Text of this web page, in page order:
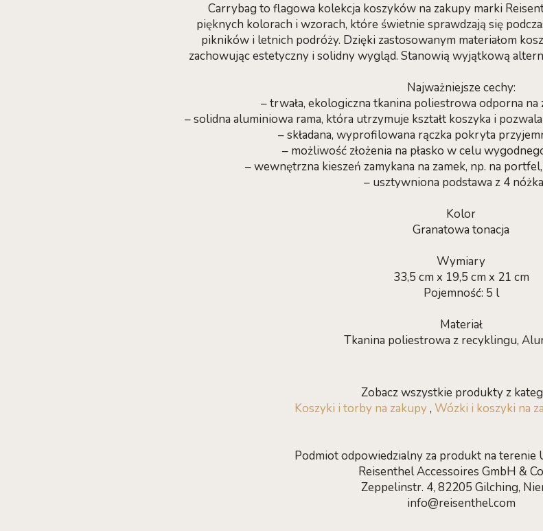
Carrybag to flagowa kolekcja koszyków na zakupy marki
pięknych kolorach i wzorach, które świetnie sprawdzają się
pikników i letnich podróży. Dzięki zastosowanym materiałom
zachowując estetyczny i solidny wygląd. Stanowią wyjątkową
Najważniejsze cechy:
– trwała, ekologiczna tkanina poliestrowa odporna na
– solidna aluminiowa rama, która utrzymuje kształt koszyka i
– składana, wyprofilowana rączka pokryta
– możliwość złożenia na płasko w celu
– wewnętrzna kieszeń zamykana na zamek, np. na
– usztywniona podstawa z 4
Kolor
Granatowa tonacja
Wymiary
33,5 cm x 19,5 cm x 21 cm
Pojemność: 5 l
Materiał
Tkanina poliestrowa z recyklingu,
Zobacz wszystkie produkty z
Koszyki i torby na zakupy, Wózki i koszyki na
Podmiot odpowiedzialny za produkt na terenie
Reisenthel Accessoires GmbH &
Zeppelinstr. 4, 82205 Gilching,
info@reisenthel.com